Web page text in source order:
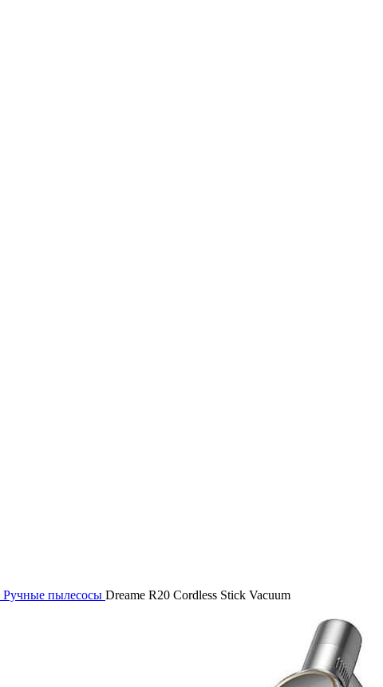
Ручные пылесосы Dreame R20 Cordless Stick Vacuum